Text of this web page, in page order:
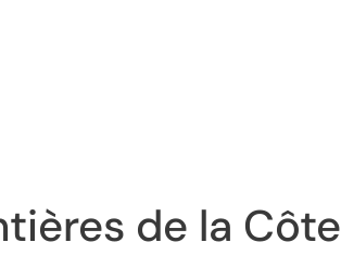
de la Côte